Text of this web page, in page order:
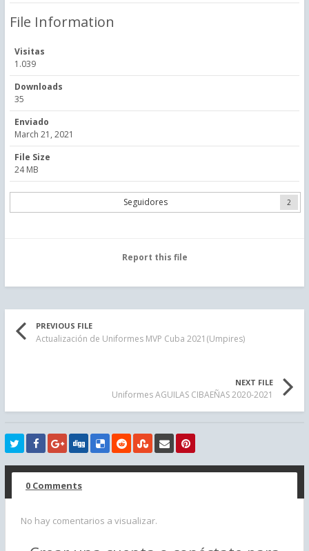
File Information
Visitas
1.039
Downloads
35
Enviado
March 21, 2021
File Size
24 MB
Seguidores 2
Report this file
PREVIOUS FILE
Actualización de Uniformes MVP Cuba 2021(Umpires)
NEXT FILE
Uniformes AGUILAS CIBAEÑAS 2020-2021
0 Comments
No hay comentarios a visualizar.